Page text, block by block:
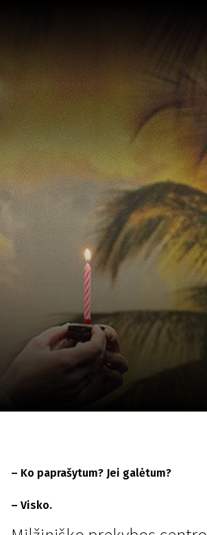
– Ko paprašytum? Jei galėtum?
– Visko.